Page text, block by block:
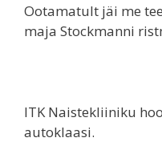
Ootamatult jäi me
maja Stockmanni
ITK Naistekliiniku
autoklaasi.